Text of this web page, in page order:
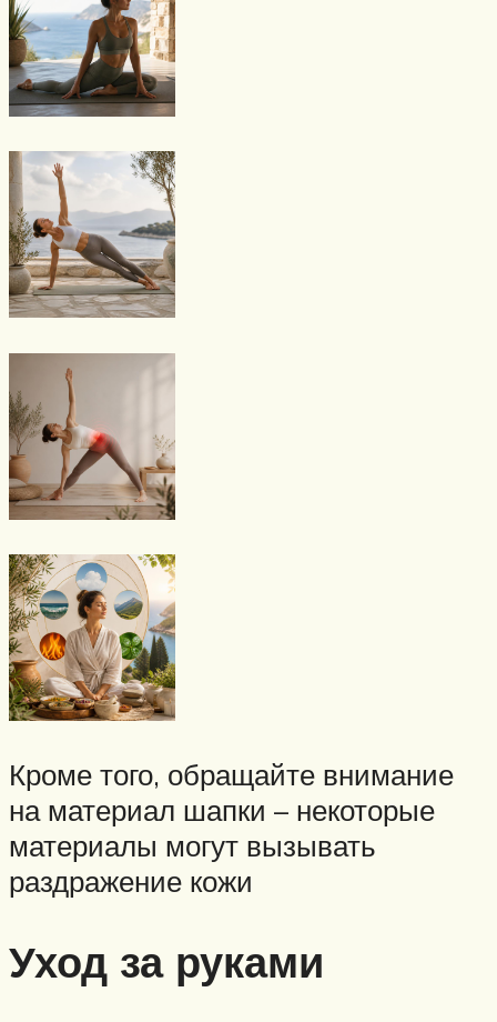
Кроме того, обращайте внимание
на материал шапки – некоторые
материалы могут вызывать
раздражение кожи
Уход за руками